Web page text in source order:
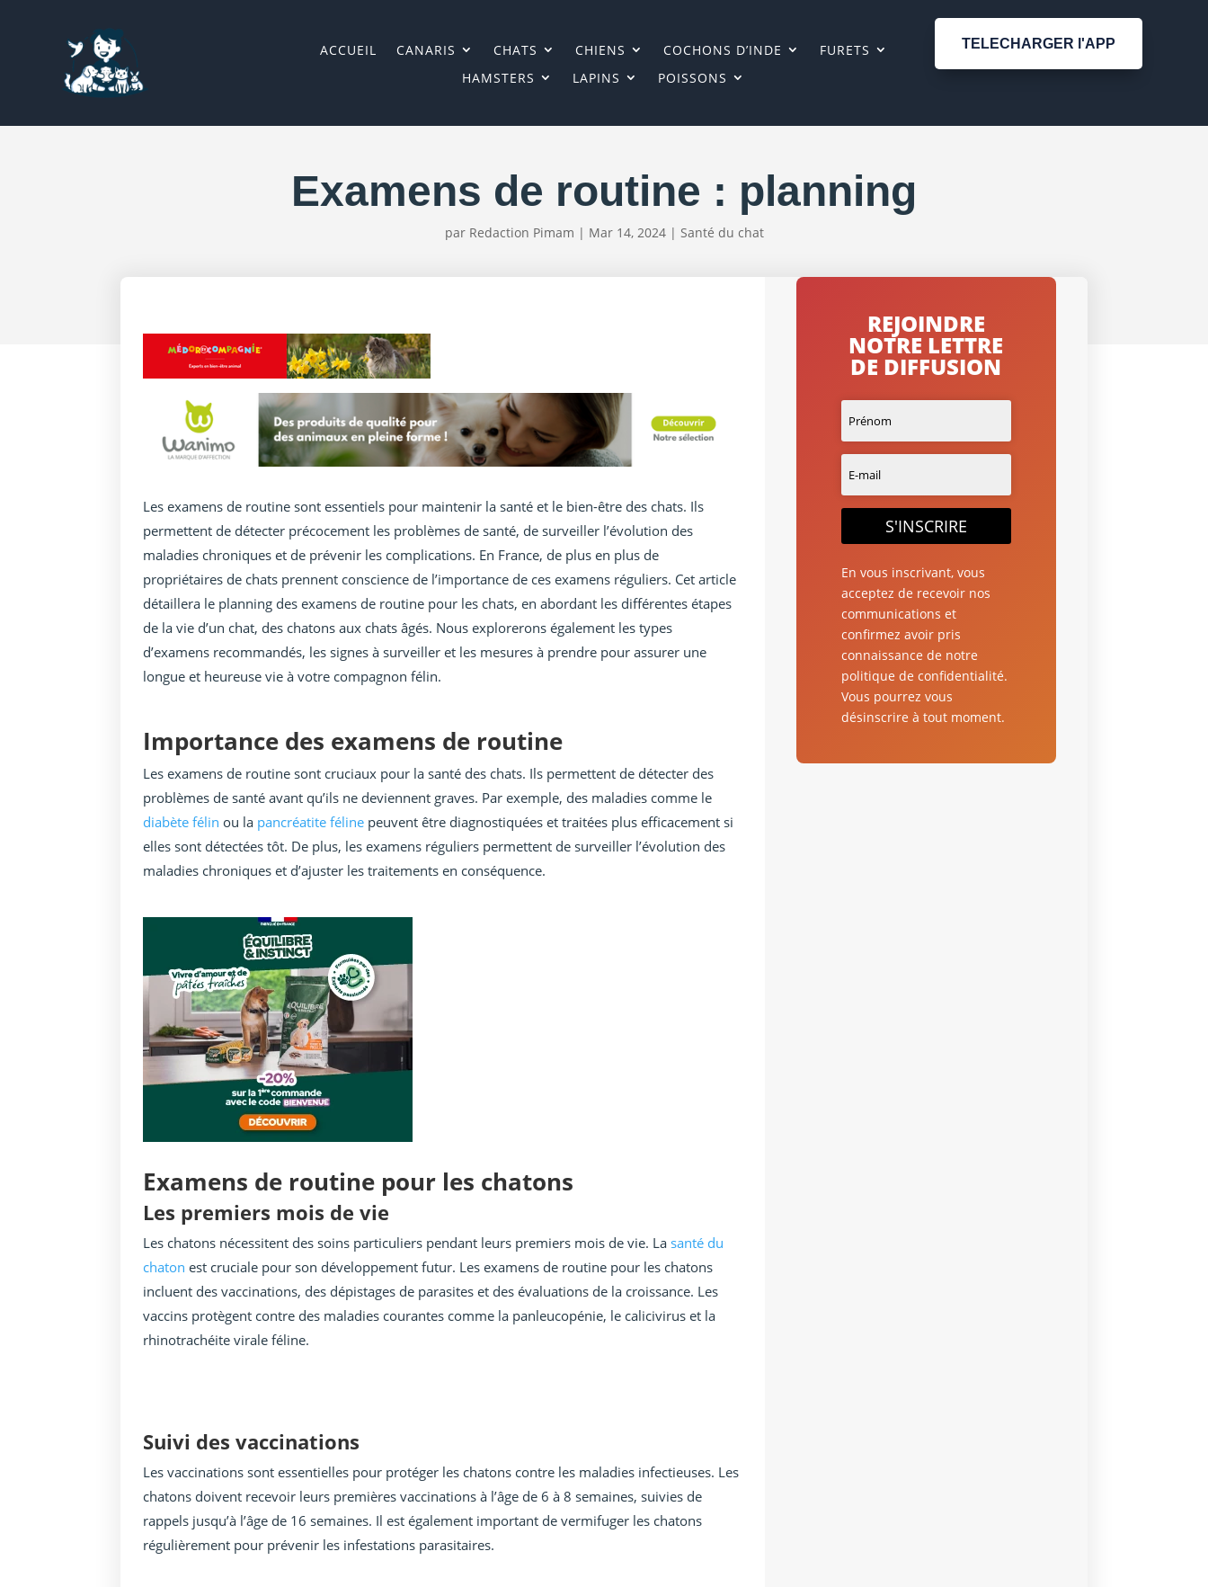
ACCUEIL CANARIS CHATS CHIENS COCHONS D’INDE
FURETS
HAMSTERS
LAPINS POISSONS
TELECHARGER l'APP
Examens de routine : planning
par Redaction Pimam | Mar 14, 2024| Santé du chat
Les examens de routine sont essentiels pour maintenir la santé et le bien-être des chats. Ils
permettent de détecter précocement les problèmes de santé, de surveiller l’évolution des
maladies chroniques et de prévenir les complications. En France, de plus en plus de
propriétaires de chats prennent conscience de l’importance de ces examens réguliers. Cet article
détaillera le planning des examens de routine pour les chats, en abordant les différentes étapes
de la vie d’un chat, des chatons aux chats âgés. Nous explorerons également les types
d’examens recommandés, les signes à surveiller et les mesures à prendre pour assurer une
longue et heureuse vie à votre compagnon félin.
Importance des examens de routine
Les examens de routine sont cruciaux pour la santé des chats. Ils permettent de détecter des
problèmes de santé avant qu’ils ne deviennent graves. Par exemple, des maladies comme le
diabète félin ou la pancréatite féline peuvent être diagnostiquées et traitées plus efficacement si
elles sont détectées tôt. De plus, les examens réguliers permettent de surveiller l’évolution des
maladies chroniques et d’ajuster les traitements en conséquence.
Examens de routine pour les chatons
Les premiers mois de vie
Les chatons nécessitent des soins particuliers pendant leurs premiers mois de vie. La santé du
chaton est cruciale pour son développement futur. Les examens de routine pour les chatons
incluent des vaccinations, des dépistages de parasites et des évaluations de la croissance. Les
vaccins protègent contre des maladies courantes comme la panleucopénie, le calicivirus et la
rhinotrachéite virale féline.
Suivi des vaccinations
Les vaccinations sont essentielles pour protéger les chatons contre les maladies infectieuses. Les
chatons doivent recevoir leurs premières vaccinations à l’âge de 6 à 8 semaines, suivies de
rappels jusqu’à l’âge de 16 semaines. Il est également important de vermifuger les chatons
régulièrement pour prévenir les infestations parasitaires.
REJOINDRE
NOTRE LETTRE
DE DIFFUSION
S'INSCRIRE
En vous inscrivant, vous
acceptez de recevoir nos
communications et
confirmez avoir pris
connaissance de notre
politique de confidentialité.
Vous pourrez vous
désinscrire à tout moment.